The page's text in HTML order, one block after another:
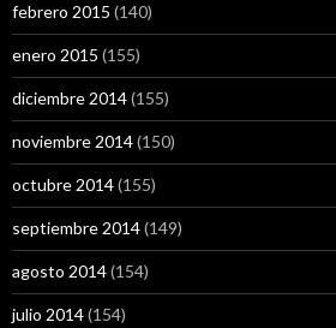
febrero 2015 (140)
enero 2015 (155)
diciembre 2014(155)
noviembre 2014(150)
octubre 2014(155)
septiembre 2014(149)
agosto 2014(154)
julio 2014(154)